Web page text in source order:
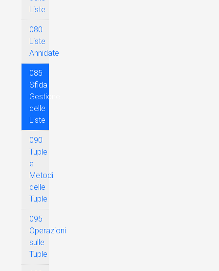
Liste
080
Liste
Annidate
085
Sfida
Gestione
delle
Liste
090
Tuple
e
Metodi
delle
Tuple
095
Operazioni
sulle
Tuple